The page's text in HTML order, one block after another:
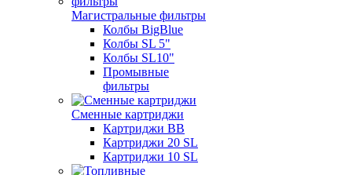
Магистральные фильтры
Колбы BigBlue
Колбы SL 5"
Колбы SL10"
Промывные
фильтры
Сменные картриджи
Картриджи BB
Картриджи 20 SL
Картриджи 10 SL